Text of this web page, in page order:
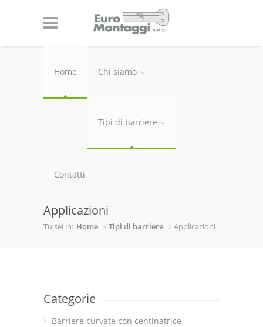
Home Chi siamo
Tipi di barriere
Contatti
Applicazioni
Tu sei in: Home Tipi di barriere Applicazioni
Categorie
Barriere curvate con centinatrice